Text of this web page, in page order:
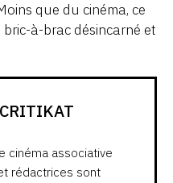
que du cinéma, ce
à-brac désincarné et
cinéma associative
rédactrices sont